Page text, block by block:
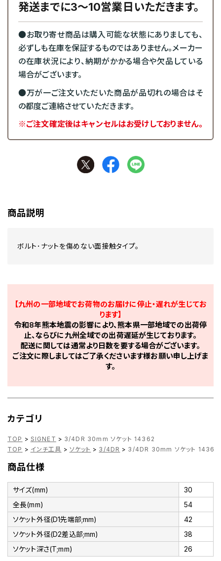
発送までに3～10営業日いただきます。
●お取り寄せ商品は購入可能な状態にありましても、
必ずしも在庫を保証するものではありません。メーカー
の在庫状況により、納期がかかる場合や欠品している
場合がございます。
●万が一ご注文いただいた商品が品切れの場合はそ
の都度ご連絡させていただきます。
※ご注文確定後はキャンセルはお受けしておりません。
商品説明
ボルト･ナットを傷めない面接触タイプ。
【九州の一部地域でお荷物のお届けに停止・遅れが生じてお
ります】
令和8年熊本地震の影響により、熊本県一部地域での出荷停
止、ならびに九州全域での出荷遅延が生じております。
配送に関しては通常より日数を要する場合がございます。
ご注文に際しましてはご了承くださいます様お願い申し上げま
す。
カテゴリ
TOP > SIGNET > 3/4DR 30mm ソケット 14362
TOP > インチ工具 > ソケット > 3/4DR > 3/4DR 30mm ソケット 14362
商品仕様
サイズ(mm)
30
全長(mm)
54
ソケット外径(D1先端部;mm)
42
ソケット外径(D2差込部;mm)
38
ソケット深さ(T;mm)
26